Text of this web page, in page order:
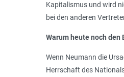
Kapitalismus und wird
bei den anderen
Warum heute noch den
Wenn Neumann die
Herrschaft des